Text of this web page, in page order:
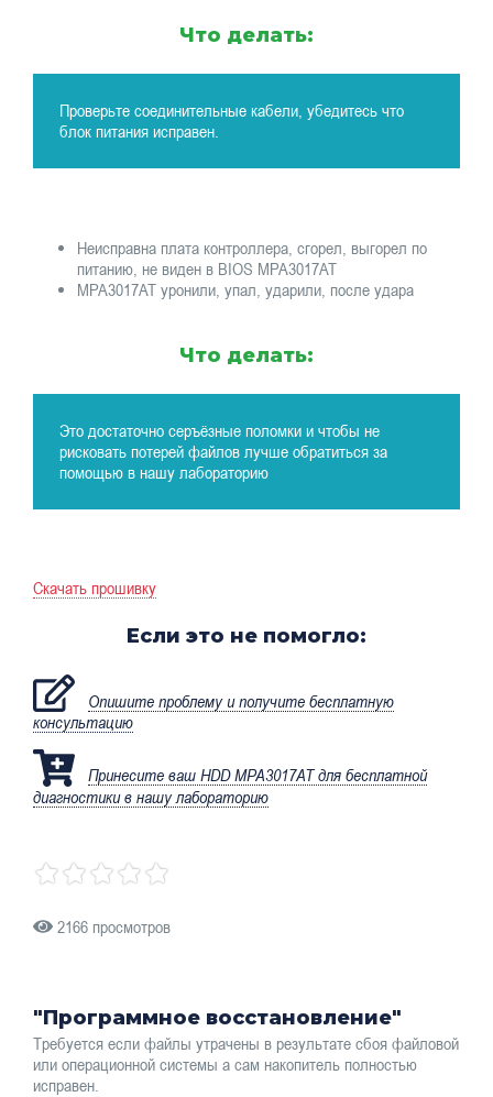
Что делать:
Проверьте соединительные кабели, убедитесь что
блок питания исправен.
Неисправна плата контроллера, сгорел, выгорел по
питанию, не виден в BIOS MPA3017AT
MPA3017AT уронили, упал, ударили, после удара
Что делать:
Это достаточно серъёзные поломки и чтобы не
рисковать потерей файлов лучше обратиться за
помощью в нашу лабораторию
Скачать прошивку
Если это не помогло:
Опишите проблему и получите бесплатную
консультацию
Принесите ваш HDD MPA3017AT для бесплатной
диагностики в нашу лабораторию
2166 просмотров
"Программное восстановление"
Требуется если файлы утрачены в результате сбоя файловой
или операционной системы а сам накопитель полностью
исправен.